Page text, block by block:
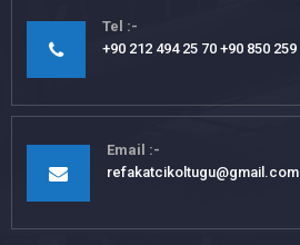
Tel
+90 212 494 25 70 +90 850 259
Email
refakatcikoltugu@gmail.com